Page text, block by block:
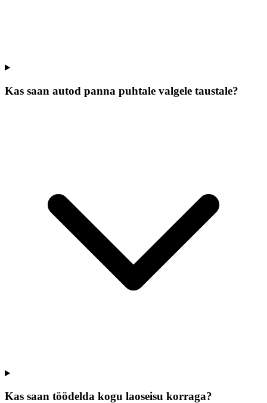
Kas saan autod panna puhtale valgele taustale?
Kas saan töödelda kogu laoseisu korraga?